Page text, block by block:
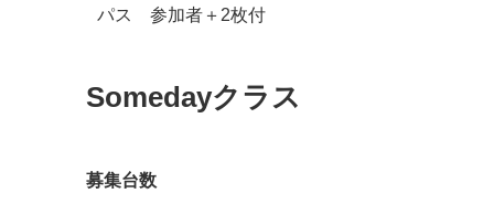
パス 参加者＋2枚付
Somedayクラス
募集台数